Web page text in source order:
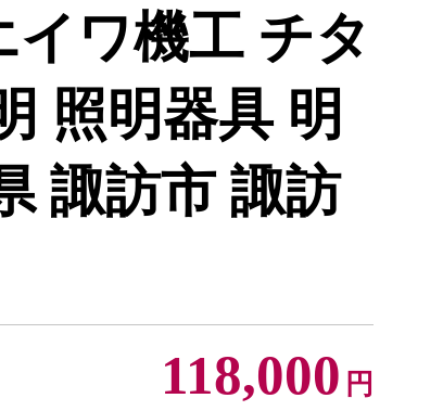
ワ機工 チタ
照明器具 明
諏訪市 諏訪
118,000 円